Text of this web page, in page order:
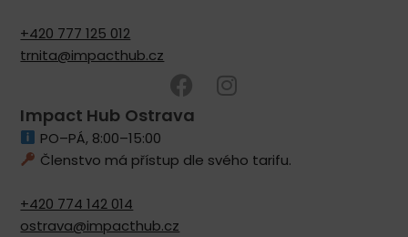
+420 777 125 012
trnita@impacthub.cz
Impact Hub Ostrava
PO–PÁ, 8:00–15:00
Členstvo má přístup dle svého tarifu.
+420 774 142 014
ostrava@impacthub.cz